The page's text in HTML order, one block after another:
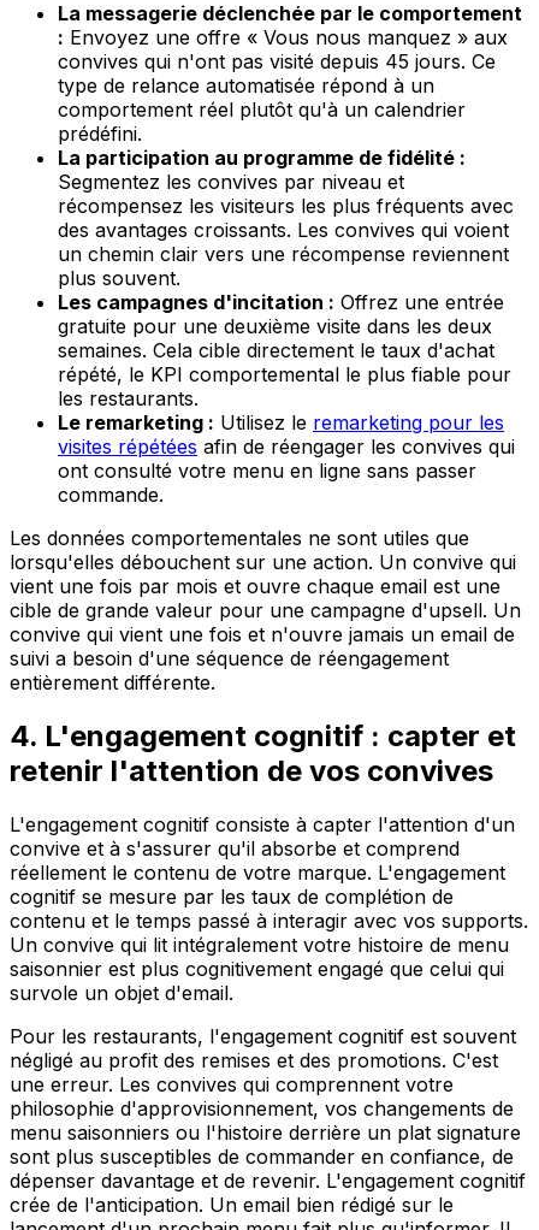
La messagerie déclenchée par le comportement
: Envoyez une offre « Vous nous manquez » aux
convives qui n'ont pas visité depuis 45 jours. Ce
type de relance automatisée répond à un
comportement réel plutôt qu'à un calendrier
prédéfini.
La participation au programme de fidélité :
Segmentez les convives par niveau et
récompensez les visiteurs les plus fréquents avec
des avantages croissants. Les convives qui voient
un chemin clair vers une récompense reviennent
plus souvent.
Les campagnes d'incitation : Offrez une entrée
gratuite pour une deuxième visite dans les deux
semaines. Cela cible directement le taux d'achat
répété, le KPI comportemental le plus fiable pour
les restaurants.
Le remarketing : Utilisez le remarketing pour les
visites répétées afin de réengager les convives qui
ont consulté votre menu en ligne sans passer
commande.
Les données comportementales ne sont utiles que
lorsqu'elles débouchent sur une action. Un convive qui
vient une fois par mois et ouvre chaque email est une
cible de grande valeur pour une campagne d'upsell. Un
convive qui vient une fois et n'ouvre jamais un email de
suivi a besoin d'une séquence de réengagement
entièrement différente.
4. L'engagement cognitif : capter et
retenir l'attention de vos convives
L'engagement cognitif consiste à capter l'attention d'un
convive et à s'assurer qu'il absorbe et comprend
réellement le contenu de votre marque. L'engagement
cognitif se mesure par les taux de complétion de
contenu et le temps passé à interagir avec vos supports.
Un convive qui lit intégralement votre histoire de menu
saisonnier est plus cognitivement engagé que celui qui
survole un objet d'email.
Pour les restaurants, l'engagement cognitif est souvent
négligé au profit des remises et des promotions. C'est
une erreur. Les convives qui comprennent votre
philosophie d'approvisionnement, vos changements de
menu saisonniers ou l'histoire derrière un plat signature
sont plus susceptibles de commander en confiance, de
dépenser davantage et de revenir. L'engagement cognitif
crée de l'anticipation. Un email bien rédigé sur le